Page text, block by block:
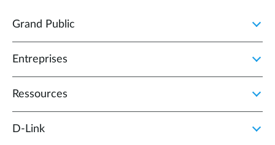
Grand Public
Entreprises
Ressources
D‑Link